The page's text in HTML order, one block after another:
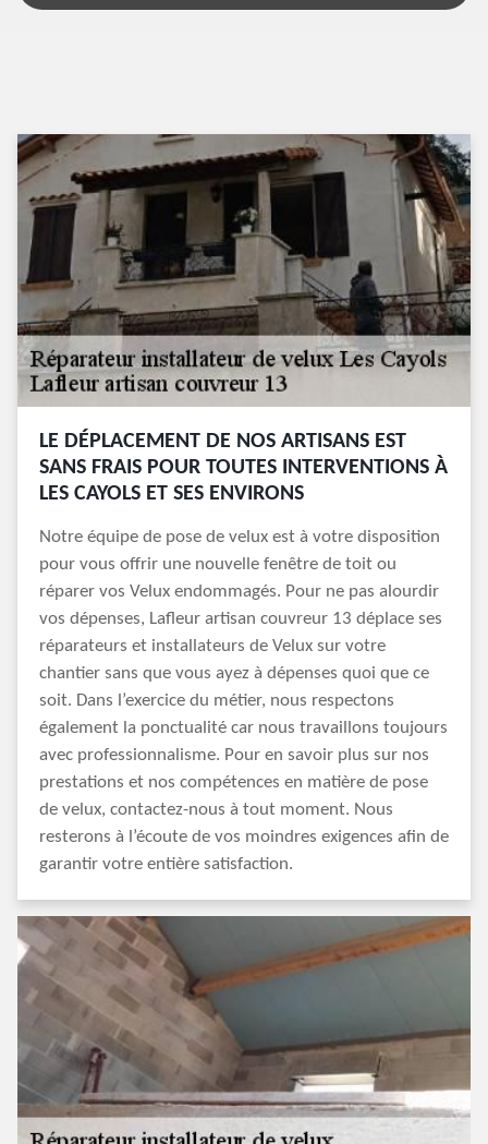
LE DÉPLACEMENT DE NOS ARTISANS EST
SANS FRAIS POUR TOUTES INTERVENTIONS À
LES CAYOLS ET SES ENVIRONS
Notre équipe de pose de velux est à votre disposition
pour vous offrir une nouvelle fenêtre de toit ou
réparer vos Velux endommagés. Pour ne pas alourdir
vos dépenses, Lafleur artisan couvreur 13 déplace ses
réparateurs et installateurs de Velux sur votre
chantier sans que vous ayez à dépenses quoi que ce
soit. Dans l’exercice du métier, nous respectons
également la ponctualité car nous travaillons toujours
avec professionnalisme. Pour en savoir plus sur nos
prestations et nos compétences en matière de pose
de velux, contactez-nous à tout moment. Nous
resterons à l’écoute de vos moindres exigences afin de
garantir votre entière satisfaction.